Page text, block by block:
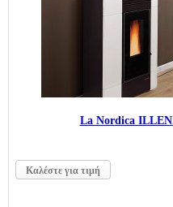
La Nordica
Καλέστε για τιμή